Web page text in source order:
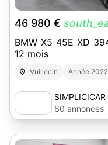
46 980 €
BMW X5 45E XD
12 mois
Vuillecin Année 2022
SIMPLICICAR
60 annonces